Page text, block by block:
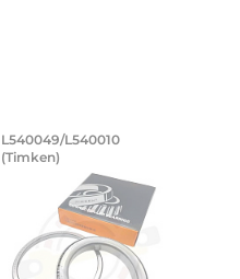
мм, шариковый
двухрядный,
Подшипник
Подшипник
L540049/L540010
(Timken)